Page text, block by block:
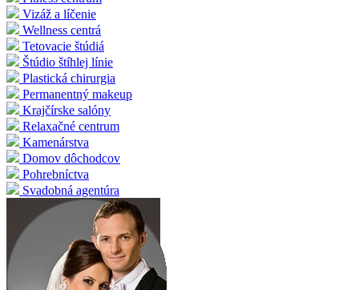
Vizáž a líčenie
Wellness centrá
Tetovacie štúdiá
Štúdio štíhlej línie
Plastická chirurgia
Permanentný makeup
Krajčírske salóny
Relaxačné centrum
Kamenárstva
Domov dôchodcov
Pohrebníctva
Svadobná agentúra